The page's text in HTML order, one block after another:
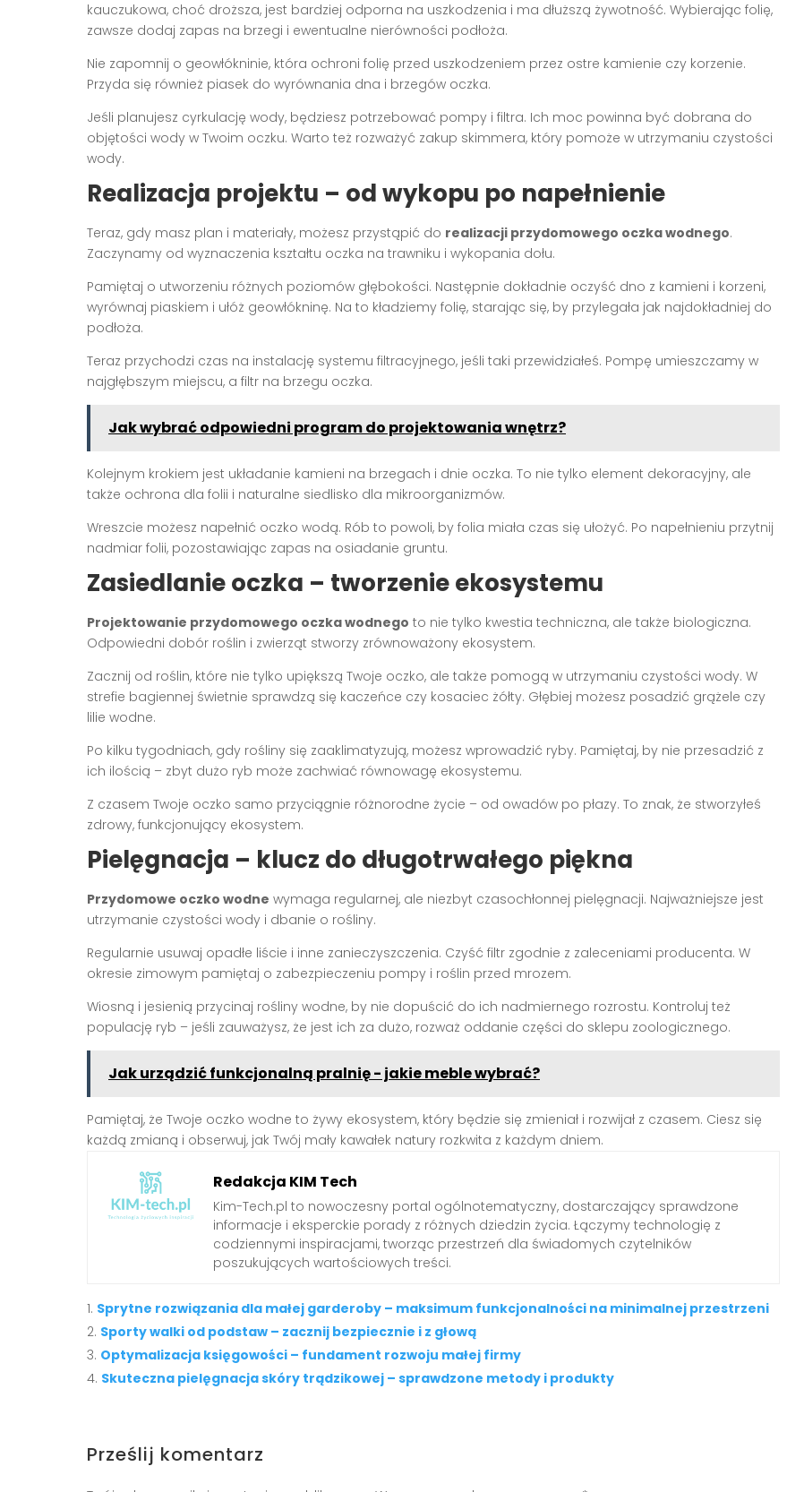
kauczukowa, choć droższa, jest bardziej odporna na uszkodzenia i ma dłuższą żywotność. Wybierając folię,
zawsze dodaj zapas na brzegi i ewentualne nierówności podłoża.
Nie zapomnij o geowłókninie, która ochroni folię przed uszkodzeniem przez ostre kamienie czy korzenie.
Przyda się również piasek do wyrównania dna i brzegów oczka.
Jeśli planujesz cyrkulację wody, będziesz potrzebować pompy i filtra. Ich moc powinna być dobrana do
objętości wody w Twoim oczku. Warto też rozważyć zakup skimmera, który pomoże w utrzymaniu czystości
wody.
Realizacja projektu – od wykopu po napełnienie
Teraz, gdy masz plan i materiały, możesz przystąpić do realizacji przydomowego oczka wodnego.
Zaczynamy od wyznaczenia kształtu oczka na trawniku i wykopania dołu.
Pamiętaj o utworzeniu różnych poziomów głębokości. Następnie dokładnie oczyść dno z kamieni i korzeni,
wyrównaj piaskiem i ułóż geowłókninę. Na to kładziemy folię, starając się, by przylegała jak najdokładniej do
podłoża.
Teraz przychodzi czas na instalację systemu filtracyjnego, jeśli taki przewidziałeś. Pompę umieszczamy w
najgłębszym miejscu, a filtr na brzegu oczka.
Jak wybrać odpowiedni program do projektowania wnętrz?
Kolejnym krokiem jest układanie kamieni na brzegach i dnie oczka. To nie tylko element dekoracyjny, ale
także ochrona dla folii i naturalne siedlisko dla mikroorganizmów.
Wreszcie możesz napełnić oczko wodą. Rób to powoli, by folia miała czas się ułożyć. Po napełnieniu przytnij
nadmiar folii, pozostawiając zapas na osiadanie gruntu.
Zasiedlanie oczka – tworzenie ekosystemu
Projektowanie przydomowego oczka wodnego to nie tylko kwestia techniczna, ale także biologiczna.
Odpowiedni dobór roślin i zwierząt stworzy zrównoważony ekosystem.
Zacznij od roślin, które nie tylko upiększą Twoje oczko, ale także pomogą w utrzymaniu czystości wody. W
strefie bagiennej świetnie sprawdzą się kaczeńce czy kosaciec żółty. Głębiej możesz posadzić grążele czy
lilie wodne.
Po kilku tygodniach, gdy rośliny się zaaklimatyzują, możesz wprowadzić ryby. Pamiętaj, by nie przesadzić z
ich ilością – zbyt dużo ryb może zachwiać równowagę ekosystemu.
Z czasem Twoje oczko samo przyciągnie różnorodne życie – od owadów po płazy. To znak, że stworzyłeś
zdrowy, funkcjonujący ekosystem.
Pielęgnacja – klucz do długotrwałego piękna
Przydomowe oczko wodne wymaga regularnej, ale niezbyt czasochłonnej pielęgnacji. Najważniejsze jest
utrzymanie czystości wody i dbanie o rośliny.
Regularnie usuwaj opadłe liście i inne zanieczyszczenia. Czyść filtr zgodnie z zaleceniami producenta. W
okresie zimowym pamiętaj o zabezpieczeniu pompy i roślin przed mrozem.
Wiosną i jesienią przycinaj rośliny wodne, by nie dopuścić do ich nadmiernego rozrostu. Kontroluj też
populację ryb – jeśli zauważysz, że jest ich za dużo, rozważ oddanie części do sklepu zoologicznego.
Jak urządzić funkcjonalną pralnię - jakie meble wybrać?
Pamiętaj, że Twoje oczko wodne to żywy ekosystem, który będzie się zmieniał i rozwijał z czasem. Ciesz się
każdą zmianą i obserwuj, jak Twój mały kawałek natury rozkwita z każdym dniem.
Redakcja KIM Tech
Kim-Tech.pl to nowoczesny portal ogólnotematyczny, dostarczający sprawdzone
informacje i eksperckie porady z różnych dziedzin życia. Łączymy technologię z
codziennymi inspiracjami, tworząc przestrzeń dla świadomych czytelników
poszukujących wartościowych treści.
Sprytne rozwiązania dla małej garderoby – maksimum funkcjonalności na minimalnej przestrzeni
Sporty walki od podstaw – zacznij bezpiecznie i z głową
Optymalizacja księgowości – fundament rozwoju małej firmy
Skuteczna pielęgnacja skóry trądzikowej – sprawdzone metody i produkty
Prześlij komentarz